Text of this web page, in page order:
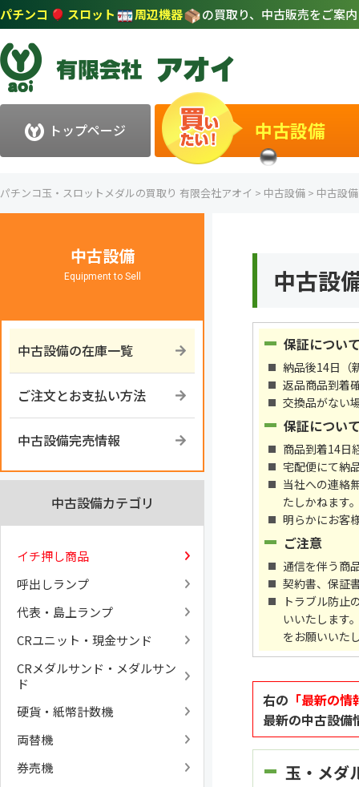
パチンコ スロット 周辺機器 の買取り、中古販売をご案内
トップページ 中古設備
パチンコ玉・スロットメダルの買取り 有限会社アオイ > 中古設備 > 中古設
中古設備
Equipment to Sell
中古設備の在庫一覧
ご注文とお支払い方法
中古設備完売情報
中古設備カテゴリ
イチ押し商品
呼出しランプ
代表・島上ランプ
CRユニット・現金サンド
CRメダルサンド・メダルサン
ド
硬貨・紙幣計数機
両替機
券売機
中古設
保証につい
納品後14日（
返品商品到着
交換品がない
保証につい
商品到着14日
宅配便にて納
当社への連絡
たしかねます
明らかにお客
ご注意
通信を伴う商
契約書、保証
トラブル防止
いいたします
をお願いいた
右の 「最新の
最新の中古設備
玉・メダ